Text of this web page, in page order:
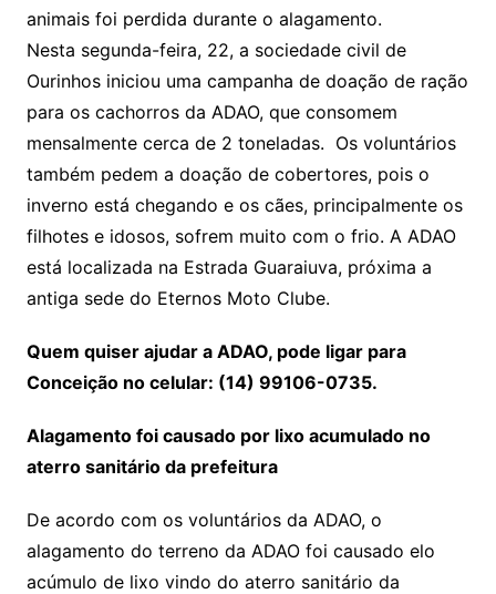
animais foi perdida durante o alagamento.
Nesta segunda-feira, 22, a sociedade civil de
Ourinhos iniciou uma campanha de doação de ração
para os cachorros da ADAO, que consomem
mensalmente cerca de 2 toneladas. Os voluntários
também pedem a doação de cobertores, pois o
inverno está chegando e os cães, principalmente os
filhotes e idosos, sofrem muito com o frio. A ADAO
está localizada na Estrada Guaraiuva, próxima a
antiga sede do Eternos Moto Clube.
Quem quiser ajudar a ADAO, pode ligar para
Conceição no celular: (14) 99106-0735.
Alagamento foi causado por lixo acumulado no
aterro sanitário da prefeitura
De acordo com os voluntários da ADAO, o
alagamento do terreno da ADAO foi causado elo
acúmulo de lixo vindo do aterro sanitário da